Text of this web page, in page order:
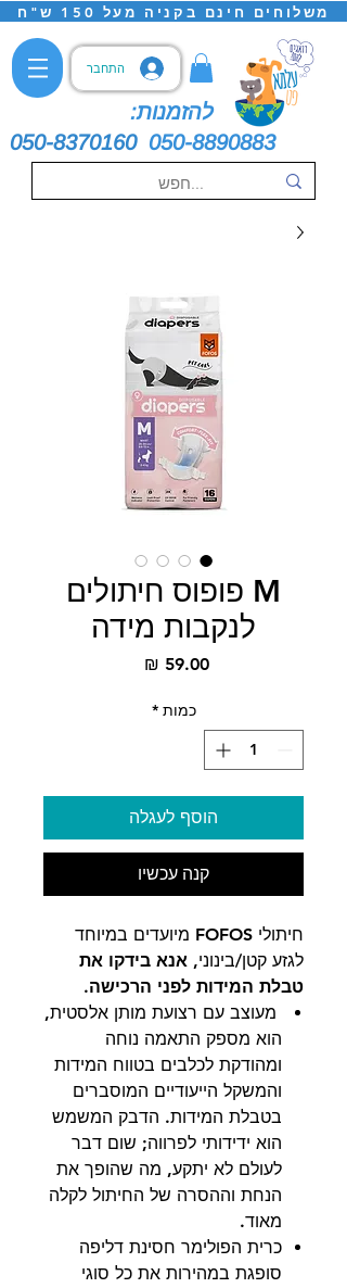
משלוחים חינם בקניה מעל 150 ש"ח
התחבר
להזמנות:
050-8370160 050-8890883
M פופוס חיתולים
לנקבות מידה
‏59.00 ‏₪
כמות *
הוסף לעגלה
קנה עכשיו
חיתולי FOFOS מיועדים במיוחד
לגזע קטן/בינוני, אנא בידקו את
טבלת המידות לפני הרכישה.
מעוצב עם רצועת מותן אלסטית,
הוא מספק התאמה נוחה
ומהודקת לכלבים בטווח המידות
והמשקל הייעודיים המוסברים
בטבלת המידות. הדבק המשמש
הוא ידידותי לפרווה; שום דבר
לעולם לא יתקע, מה שהופך את
הנחת וההסרה של החיתול לקלה
מאוד.
כרית הפולימר חסינת דליפה
סופגת במהירות את כל סוגי